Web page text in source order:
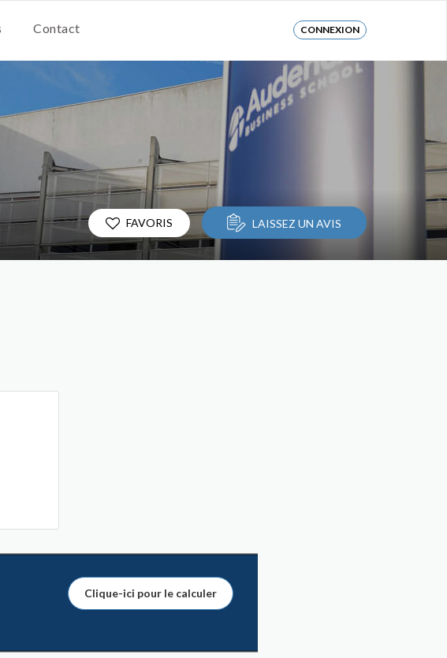
Contact CONNEXION
FAVORIS LAISSEZ UN AVIS
Clique-ici pour le calculer